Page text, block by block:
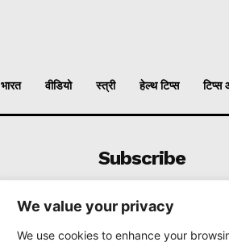
We value your privacy
We use cookies to enhance your
भारत वीडियो स्त्री हेल्थ टिप्स टिप्स
Subscribe